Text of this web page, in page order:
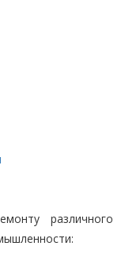
различного